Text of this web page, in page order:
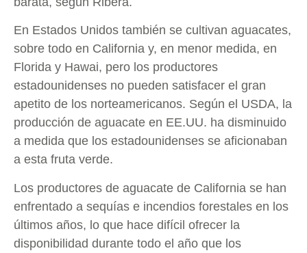
En Estados Unidos también se cultivan aguacates,
sobre todo en California y, en menor medida, en
Florida y Hawai, pero los productores
estadounidenses no pueden satisfacer el gran
apetito de los norteamericanos. Según el USDA, la
producción de aguacate en EE.UU. ha disminuido
a medida que los estadounidenses se aficionaban
a esta fruta verde.
Los productores de aguacate de California se han
enfrentado a sequías e incendios forestales en los
últimos años, lo que hace difícil ofrecer la
disponibilidad durante todo el año que los